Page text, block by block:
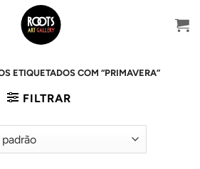
ETIQUETADOS COM “PRIMAVERA”
FILTRAR